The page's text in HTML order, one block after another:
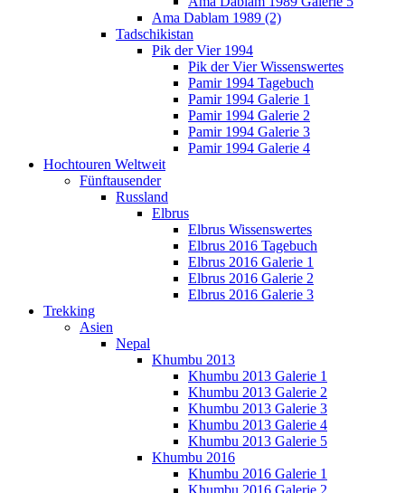
Ama Dablam 1989 (2)
Tadschikistan
Pik der Vier 1994
Pik der Vier Wissenswertes
Pamir 1994 Tagebuch
Pamir 1994 Galerie 1
Pamir 1994 Galerie 2
Pamir 1994 Galerie 3
Pamir 1994 Galerie 4
Hochtouren Weltweit
Fünftausender
Russland
Elbrus
Elbrus Wissenswertes
Elbrus 2016 Tagebuch
Elbrus 2016 Galerie 1
Elbrus 2016 Galerie 2
Elbrus 2016 Galerie 3
Trekking
Asien
Nepal
Khumbu 2013
Khumbu 2013 Galerie 1
Khumbu 2013 Galerie 2
Khumbu 2013 Galerie 3
Khumbu 2013 Galerie 4
Khumbu 2013 Galerie 5
Khumbu 2016
Khumbu 2016 Galerie 1